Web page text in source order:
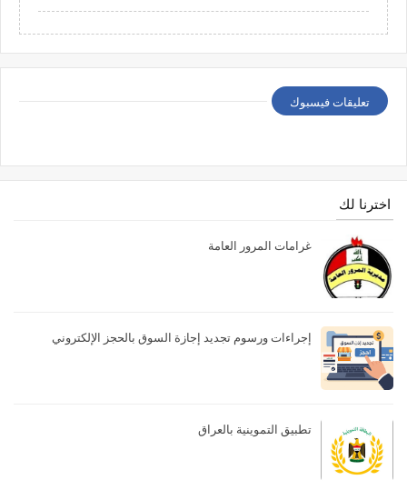
تعليقات فيسبوك
اخترنا لك
غرامات المرور العامة
إجراءات ورسوم تجديد إجازة السوق بالحجز الإلكتروني
تطبيق التموينية بالعراق